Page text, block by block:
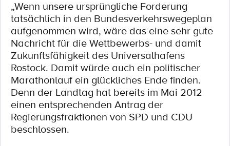
„Wenn unsere ursprüngliche Forderung
tatsächlich in den Bundesverkehrswegeplan
aufgenommen wird, wäre das eine sehr gute
Nachricht für die Wettbewerbs- und damit
Zukunftsfähigkeit des Universalhafens
Rostock. Damit würde auch ein politischer
Marathonlauf ein glückliches Ende finden.
Denn der Landtag hat bereits im Mai 2012
einen entsprechenden Antrag der
Regierungsfraktionen von SPD und CDU
beschlossen.